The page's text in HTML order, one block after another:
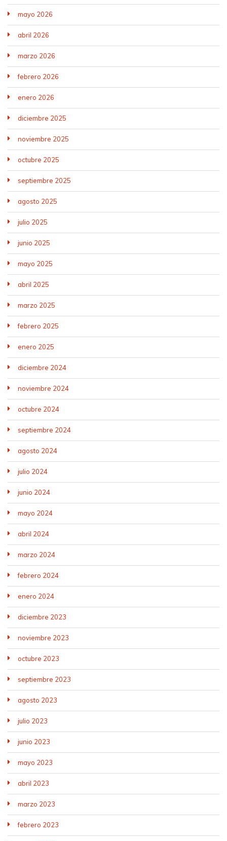
mayo 2026
abril 2026
marzo 2026
febrero 2026
enero 2026
diciembre 2025
noviembre 2025
octubre 2025
septiembre 2025
agosto 2025
julio 2025
junio 2025
mayo 2025
abril 2025
marzo 2025
febrero 2025
enero 2025
diciembre 2024
noviembre 2024
octubre 2024
septiembre 2024
agosto 2024
julio 2024
junio 2024
mayo 2024
abril 2024
marzo 2024
febrero 2024
enero 2024
diciembre 2023
noviembre 2023
octubre 2023
septiembre 2023
agosto 2023
julio 2023
junio 2023
mayo 2023
abril 2023
marzo 2023
febrero 2023